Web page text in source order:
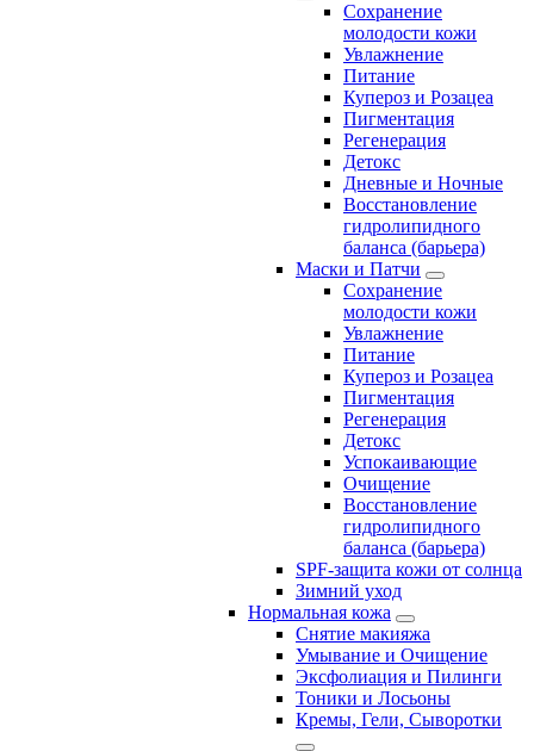
Сохранение
молодости кожи
Увлажнение
Питание
Купероз и Розацеа
Пигментация
Регенерация
Детокс
Дневные и Ночные
Восстановление
гидролипидного
баланса (барьера)
Маски и Патчи
Сохранение
молодости кожи
Увлажнение
Питание
Купероз и Розацеа
Пигментация
Регенерация
Детокс
Успокаивающие
Очищение
Восстановление
гидролипидного
баланса (барьера)
SPF-защита кожи от солнца
Зимний уход
Нормальная кожа
Снятие макияжа
Умывание и Очищение
Эксфолиация и Пилинги
Тоники и Лосьоны
Кремы, Гели, Сыворотки